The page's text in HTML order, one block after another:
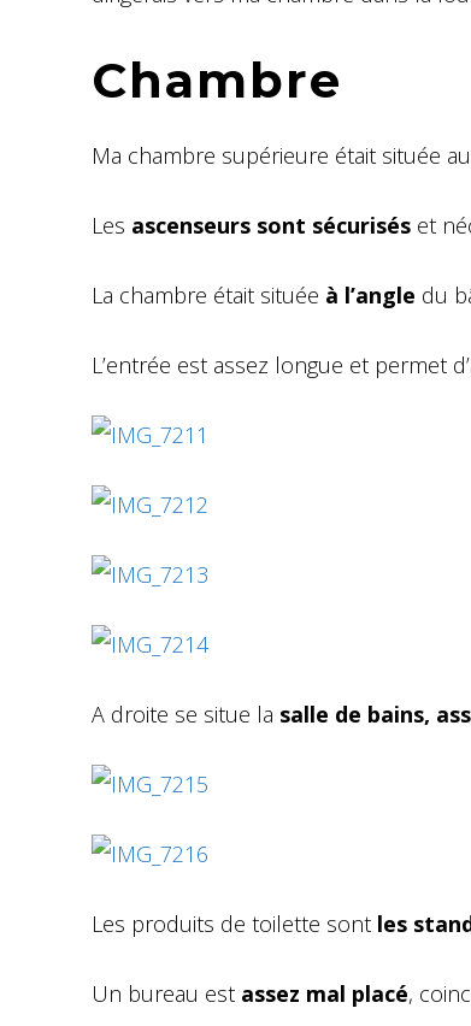
Chambre
Ma chambre supérieure était située
Les ascenseurs sont sécurisés et
La chambre était située à l’angle du
L’entrée est assez longue et permet
A droite se situe la salle de bains,
Les produits de toilette sont les
Un bureau est assez mal placé,